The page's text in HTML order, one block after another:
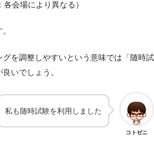
会場により異なる）
グを調整しやすいという意味では「随時試
いでしょう。
コトゼニ
私も随時試験を利用しました